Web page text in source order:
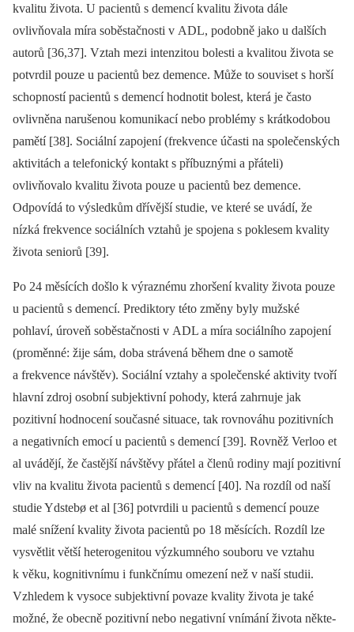
kvalitu života. U pacientů s demencí kvalitu života dále
ovlivňovala míra soběstačnosti v ADL, podobně jako u dalších
autorů [36,37]. Vztah mezi intenzitou bolesti a kvalitou života se
potvrdil pouze u pacientů bez demence. Může to souviset s horší
schopností pacientů s demencí hodnotit bolest, která je často
ovlivněna narušenou komunikací nebo problémy s krátkodobou
pamětí [38]. Sociální zapojení (frekvence účasti na společenských
aktivitách a telefonický kontakt s příbuznými a přáteli)
ovlivňovalo kvalitu života pouze u pacientů bez demence.
Odpovídá to výsledkům dřívější studie, ve které se uvádí, že
nízká frekvence sociálních vztahů je spojena s poklesem kvality
života seniorů [39].
Po 24 měsících došlo k výraznému zhoršení kvality života pouze
u pacientů s demencí. Prediktory této změny byly mužské
pohlaví, úroveň soběstačnosti v ADL a míra sociálního zapojení
(proměnné: žije sám, doba strávená během dne o samotě
a frekvence návštěv). Sociální vztahy a společenské aktivity tvoří
hlavní zdroj osobní subjektivní pohody, která zahrnuje jak
pozitivní hodnocení současné situace, tak rovnováhu pozitivních
a negativních emocí u pacientů s demencí [39]. Rovněž Verloo et
al uvádějí, že častější návštěvy přátel a členů rodiny mají pozitivní
vliv na kvalitu života pacientů s demencí [40]. Na rozdíl od naší
studie Ydstebø et al [36] potvrdili u pacientů s demencí pouze
malé snížení kvality života pacientů po 18 měsících. Rozdíl lze
vysvětlit větší heterogenitou výzkumného souboru ve vztahu
k věku, kognitivnímu i funkčnímu omezení než v naší studii.
Vzhledem k vysoce subjektivní povaze kvality života je také
možné, že obecně pozitivní nebo negativní vnímání života ně­kte­